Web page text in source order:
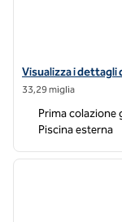
Visualizza i
Visualizza i
33,29 miglia
Prima colazione
Piscina esterna
1 di 12